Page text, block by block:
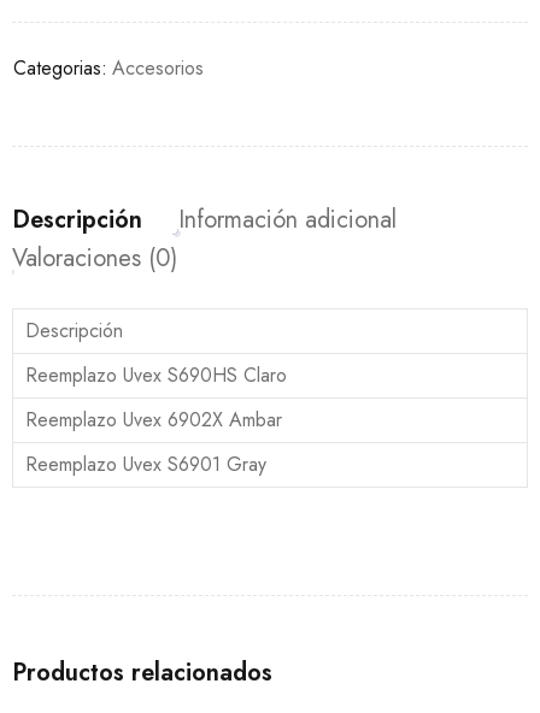
Categorias: Accesorios
Descripción
Información adicional
Valoraciones (0)
Descripción
Reemplazo Uvex S690HS Claro
Reemplazo Uvex 6902X Ambar
Reemplazo Uvex S6901 Gray
Productos relacionados